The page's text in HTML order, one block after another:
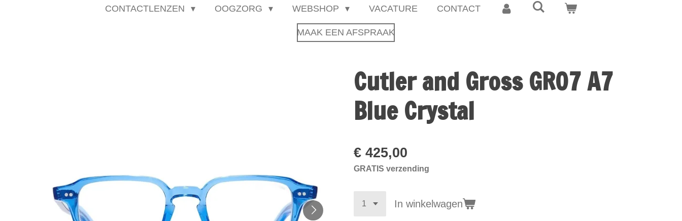
CONTACTLENZEN OOGZORG WEBSHOP VACATURE CONTACT
MAAK EEN AFSPRAAK
Cutler and Gross GR07 A7
Blue Crystal
€ 425,00
GRATIS verzending
In winkelwagen